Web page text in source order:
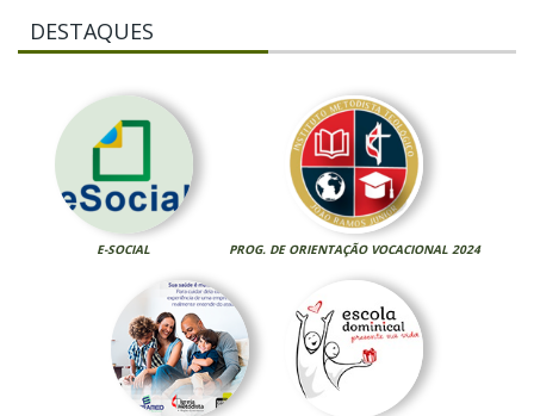
DESTAQUES
E-SOCIAL PROG. DE ORIENTAÇÃO VOCACIONAL 2024